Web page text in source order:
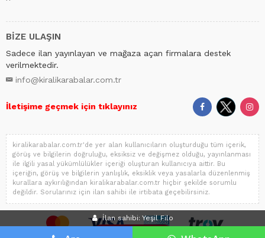
İlan sahibi: Yeşil Filo
BİZE ULAŞIN
Sadece ilan yayınlayan ve mağaza açan firmalara destek
verilmektedir.
info@kiralikarabalar.com.tr
İletişime geçmek için tıklayınız
kiralikarabalar.com.tr'de yer alan kullanıcıların oluşturduğu tüm içerik,
görüş ve bilgilerin doğruluğu, eksiksiz ve değişmez olduğu, yayınlanması
ile ilgili yasal yükümlülükler içeriği oluşturan kullanıcıya aittir. Bu
içeriğin, görüş ve bilgilerin yanlışlık, eksiklik veya yasalarla düzenlenmiş
kurallara aykırılığından kiralikarabalar.com.tr hiçbir şekilde sorumlu
değildir. Sorularınız için ilan sahibi ile irtibata geçebilirsiniz.